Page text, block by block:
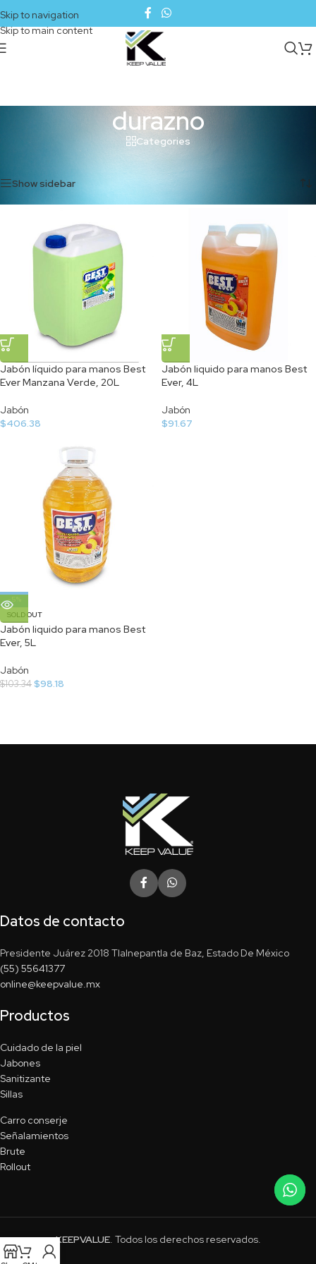
Skip to navigation
Skip to main content
durazno
Categories
Productos etiquetados “durazno”
Show sidebar
Jabón líquido para manos Best
Ever Manzana Verde, 20L
Jabón
$406.38
Jabón liquido para manos Best
Ever, 4L
Jabón
$91.67
-5%
SOLD OUT
Jabón liquido para manos Best
Ever, 5L
Jabón
$103.34$98.18
Datos de contacto
Presidente Juárez 2018 Tlalnepantla de Baz, Estado De México
(55) 55641377
online@keepvalue.mx
Productos
Cuidado de la piel
Jabones
Sanitizante
Sillas
Carro conserje
Señalamientos
Brute
Rollout
KEEPVALUE. Todos los derechos reservados.